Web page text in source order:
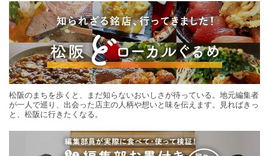
松阪のまちを歩くと、まだ知らないおいしさが待っている。地元編集者
が一人で巡り、出会った店主の人柄や想いと味を伝えます。見ればきっ
と、松阪に行きたくなる。